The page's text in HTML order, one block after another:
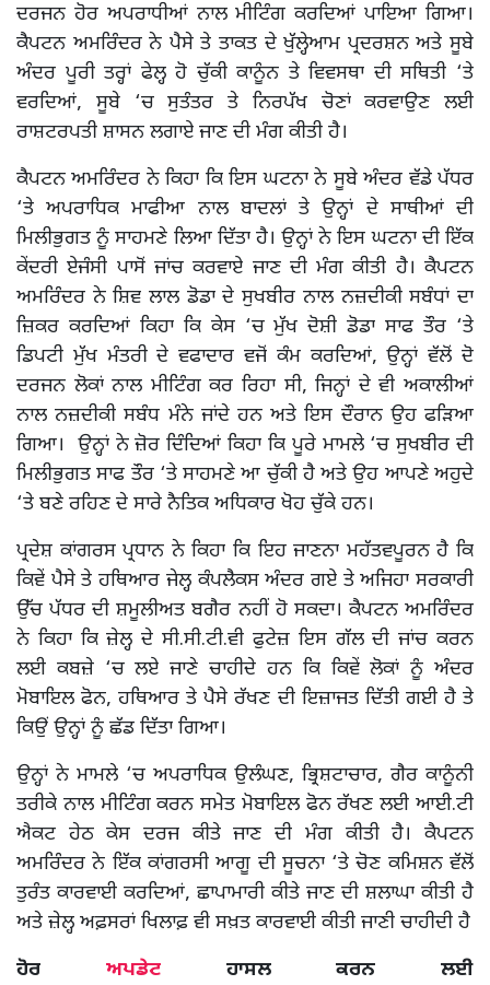
ਦਰਜਨ ਹੋਰ ਅਪਰਾਧੀਆਂ ਨਾਲ ਮੀਟਿੰਗ ਕਰਦਿਆਂ ਪਾਇਆ ਗਿਆ।
ਕੈਪਟਨ ਅਮਰਿੰਦਰ ਨੇ ਪੈਸੇ ਤੇ ਤਾਕਤ ਦੇ ਖੁੱਲ੍ਹੇਆਮ ਪ੍ਰਦਰਸ਼ਨ ਅਤੇ ਸੂਬੇ
ਅੰਦਰ ਪੂਰੀ ਤਰ੍ਹਾਂ ਫੇਲ੍ਹ ਹੋ ਚੁੱਕੀ ਕਾਨੂੰਨ ਤੇ ਵਿਵਸਥਾ ਦੀ ਸਥਿਤੀ ‘ਤੇ
ਵਰਦਿਆਂ, ਸੂਬੇ ‘ਚ ਸੁਤੰਤਰ ਤੇ ਨਿਰਪੱਖ ਚੋਣਾਂ ਕਰਵਾਉਣ ਲਈ
ਰਾਸ਼ਟਰਪਤੀ ਸ਼ਾਸਨ ਲਗਾਏ ਜਾਣ ਦੀ ਮੰਗ ਕੀਤੀ ਹੈ।
ਕੈਪਟਨ ਅਮਰਿੰਦਰ ਨੇ ਕਿਹਾ ਕਿ ਇਸ ਘਟਨਾ ਨੇ ਸੂਬੇ ਅੰਦਰ ਵੱਡੇ ਪੱਧਰ
‘ਤੇ ਅਪਰਾਧਿਕ ਮਾਫੀਆ ਨਾਲ ਬਾਦਲਾਂ ਤੇ ਉਨ੍ਹਾਂ ਦੇ ਸਾਥੀਆਂ ਦੀ
ਮਿਲੀਭੁਗਤ ਨੂੰ ਸਾਹਮਣੇ ਲਿਆ ਦਿੱਤਾ ਹੈ। ਉਨ੍ਹਾਂ ਨੇ ਇਸ ਘਟਨਾ ਦੀ ਇੱਕ
ਕੇਂਦਰੀ ਏਜੰਸੀ ਪਾਸੋਂ ਜਾਂਚ ਕਰਵਾਏ ਜਾਣ ਦੀ ਮੰਗ ਕੀਤੀ ਹੈ। ਕੈਪਟਨ
ਅਮਰਿੰਦਰ ਨੇ ਸ਼ਿਵ ਲਾਲ ਡੋਡਾ ਦੇ ਸੁਖਬੀਰ ਨਾਲ ਨਜ਼ਦੀਕੀ ਸਬੰਧਾਂ ਦਾ
ਜ਼ਿਕਰ ਕਰਦਿਆਂ ਕਿਹਾ ਕਿ ਕੇਸ ‘ਚ ਮੁੱਖ ਦੋਸ਼ੀ ਡੋਡਾ ਸਾਫ ਤੌਰ ‘ਤੇ
ਡਿਪਟੀ ਮੁੱਖ ਮੰਤਰੀ ਦੇ ਵਫਾਦਾਰ ਵਜੋਂ ਕੰਮ ਕਰਦਿਆਂ, ਉਨ੍ਹਾਂ ਵੱਲੋਂ ਦੋ
ਦਰਜਨ ਲੋਕਾਂ ਨਾਲ ਮੀਟਿੰਗ ਕਰ ਰਿਹਾ ਸੀ, ਜਿਨ੍ਹਾਂ ਦੇ ਵੀ ਅਕਾਲੀਆਂ
ਨਾਲ ਨਜ਼ਦੀਕੀ ਸਬੰਧ ਮੰਨੇ ਜਾਂਦੇ ਹਨ ਅਤੇ ਇਸ ਦੌਰਾਨ ਉਹ ਫੜਿਆ
ਗਿਆ। ਉਨ੍ਹਾਂ ਨੇ ਜ਼ੋਰ ਦਿੰਦਿਆਂ ਕਿਹਾ ਕਿ ਪੂਰੇ ਮਾਮਲੇ ‘ਚ ਸੁਖਬੀਰ ਦੀ
ਮਿਲੀਭੁਗਤ ਸਾਫ ਤੌਰ ‘ਤੇ ਸਾਹਮਣੇ ਆ ਚੁੱਕੀ ਹੈ ਅਤੇ ਉਹ ਆਪਣੇ ਅਹੁਦੇ
‘ਤੇ ਬਣੇ ਰਹਿਣ ਦੇ ਸਾਰੇ ਨੈਤਿਕ ਅਧਿਕਾਰ ਖੋਹ ਚੁੱਕੇ ਹਨ।
ਪ੍ਰਦੇਸ਼ ਕਾਂਗਰਸ ਪ੍ਰਧਾਨ ਨੇ ਕਿਹਾ ਕਿ ਇਹ ਜਾਣਨਾ ਮਹੱਤਵਪੂਰਨ ਹੈ ਕਿ
ਕਿਵੇਂ ਪੈਸੇ ਤੇ ਹਥਿਆਰ ਜੇਲ੍ਹ ਕੰਪਲੈਕਸ ਅੰਦਰ ਗਏ ਤੇ ਅਜਿਹਾ ਸਰਕਾਰੀ
ਉੱਚ ਪੱਧਰ ਦੀ ਸ਼ਮੂਲੀਅਤ ਬਗੈਰ ਨਹੀਂ ਹੋ ਸਕਦਾ। ਕੈਪਟਨ ਅਮਰਿੰਦਰ
ਨੇ ਕਿਹਾ ਕਿ ਜ਼ੇਲ੍ਹ ਦੇ ਸੀ.ਸੀ.ਟੀ.ਵੀ ਫੁਟੇਜ਼ ਇਸ ਗੱਲ ਦੀ ਜਾਂਚ ਕਰਨ
ਲਈ ਕਬਜ਼ੇ ‘ਚ ਲਏ ਜਾਣੇ ਚਾਹੀਦੇ ਹਨ ਕਿ ਕਿਵੇਂ ਲੋਕਾਂ ਨੂੰ ਅੰਦਰ
ਮੋਬਾਇਲ ਫੋਨ, ਹਥਿਆਰ ਤੇ ਪੈਸੇ ਰੱਖਣ ਦੀ ਇਜ਼ਾਜਤ ਦਿੱਤੀ ਗਈ ਹੈ ਤੇ
ਕਿਉਂ ਉਨ੍ਹਾਂ ਨੂੰ ਛੱਡ ਦਿੱਤਾ ਗਿਆ।
ਉਨ੍ਹਾਂ ਨੇ ਮਾਮਲੇ ‘ਚ ਅਪਰਾਧਿਕ ਉਲੰਘਣ, ਭ੍ਰਿਸ਼ਟਾਚਾਰ, ਗੈਰ ਕਾਨੂੰਨੀ
ਤਰੀਕੇ ਨਾਲ ਮੀਟਿੰਗ ਕਰਨ ਸਮੇਤ ਮੋਬਾਇਲ ਫੋਨ ਰੱਖਣ ਲਈ ਆਈ.ਟੀ
ਐਕਟ ਹੇਠ ਕੇਸ ਦਰਜ ਕੀਤੇ ਜਾਣ ਦੀ ਮੰਗ ਕੀਤੀ ਹੈ। ਕੈਪਟਨ
ਅਮਰਿੰਦਰ ਨੇ ਇੱਕ ਕਾਂਗਰਸੀ ਆਗੂ ਦੀ ਸੂਚਨਾ ‘ਤੇ ਚੋਣ ਕਮਿਸ਼ਨ ਵੱਲੋਂ
ਤੁਰੰਤ ਕਾਰਵਾਈ ਕਰਦਿਆਂ, ਛਾਪਾਮਾਰੀ ਕੀਤੇ ਜਾਣ ਦੀ ਸ਼ਲਾਘਾ ਕੀਤੀ ਹੈ
ਅਤੇ ਜ਼ੇਲ੍ਹ ਅਫ਼ਸਰਾਂ ਖਿਲਾਫ਼ ਵੀ ਸਖ਼ਤ ਕਾਰਵਾਈ ਕੀਤੀ ਜਾਣੀ ਚਾਹੀਦੀ ਹੈ
ਹੋਰ ਅਪਡੇਟਹਾਸਲ ਕਰਨ ਲਈ